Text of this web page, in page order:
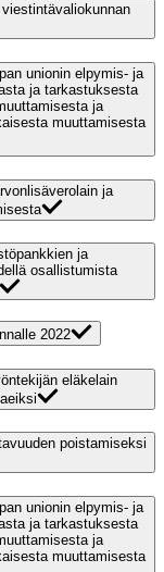
unionin elpymis- ja
ja tarkastuksesta
ja
muuttamisesta
ja
ja
osallistumista
2022
eläkelain
poistamiseksi
unionin elpymis- ja
ja tarkastuksesta
ja
muuttamisesta